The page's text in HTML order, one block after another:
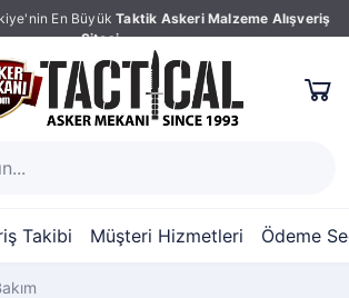
En Büyük Taktik Askeri Malzeme Alışveriş
Sitesi
Takibi Müşteri Hizmetleri Ödeme